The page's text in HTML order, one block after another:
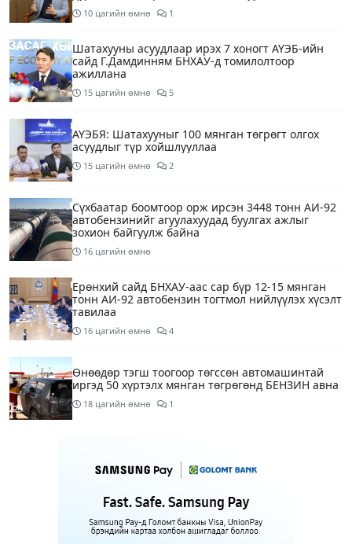
10 цагийн өмнө 1
Шатахууны асуудлаар ирэх 7 хоногт АҮЭБ-ийн
сайд Г.Дамдинням БНХАУ-д томилолтоор
ажиллана
15 цагийн өмнө 5
АҮЭБЯ: Шатахууныг 100 мянган төгрөгт олгох
асуудлыг түр хойшлууллаа
15 цагийн өмнө 2
Сүхбаатар боомтоор орж ирсэн 3448 тонн АИ-92
автобензинийг агуулахуудад буулгах ажлыг
зохион байгуулж байна
16 цагийн өмнө
Ерөнхий сайд БНХАУ-аас сар бүр 12-15 мянган
тонн АИ-92 автобензин тогтмол нийлүүлэх хүсэлт
тавилаа
16 цагийн өмнө 4
Өнөөдөр тэгш тоогоор төгссөн автомашинтай
иргэд 50 хүртэлх мянган төгрөгөнд БЕНЗИН авна
18 цагийн өмнө 1
20 цагийн өмнө
Улаанбаатарт 31 хэм дулаан байна